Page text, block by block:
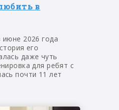
в
2026 года
его
даже чуть
для ребят с
почти 11 лет